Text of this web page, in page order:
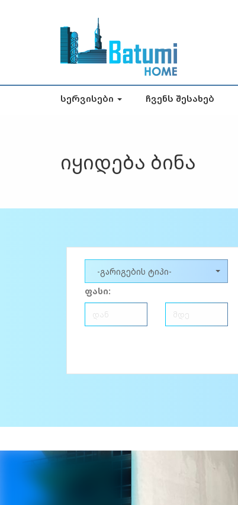
Სერვისები Ჩვენს Შესახებ
იყიდება ბინა
-გარიგების ტიპი-
ფასი: